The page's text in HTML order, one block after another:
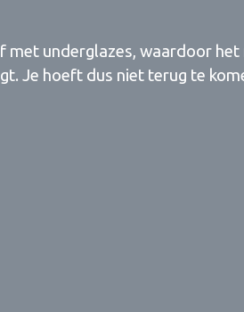
met underglazes, waardoor het
Je hoeft dus niet terug te